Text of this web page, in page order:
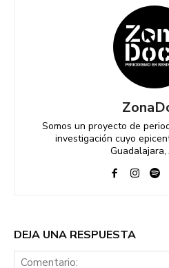
Somos un proyecto de
investigación cuyo
Guadalajara,
DEJA UNA RESPUESTA